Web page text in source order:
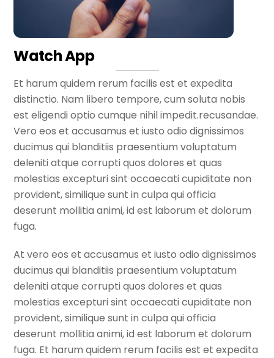
Watch App
Et harum quidem rerum facilis est et expedita
distinctio. Nam libero tempore, cum soluta nobis
est eligendi optio cumque nihil impedit.recusandae.
Vero eos et accusamus et iusto odio dignissimos
ducimus qui blanditiis praesentium voluptatum
deleniti atque corrupti quos dolores et quas
molestias excepturi sint occaecati cupiditate non
provident, similique sunt in culpa qui officia
deserunt mollitia animi, id est laborum et dolorum
fuga.
At vero eos et accusamus et iusto odio dignissimos
ducimus qui blanditiis praesentium voluptatum
deleniti atque corrupti quos dolores et quas
molestias excepturi sint occaecati cupiditate non
provident, similique sunt in culpa qui officia
deserunt mollitia animi, id est laborum et dolorum
fuga. Et harum quidem rerum facilis est et expedita